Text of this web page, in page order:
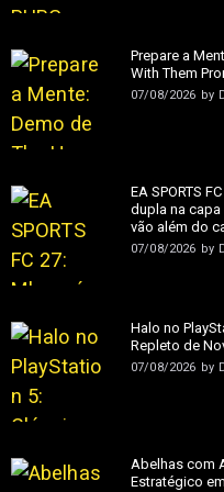
Prepare a
With Them
07/08/2026 by
EA SPORTS
dupla na
vão além do
07/08/2026 by
Halo no
Repleto de
07/08/2026 by
Abelhas com
Estratégico